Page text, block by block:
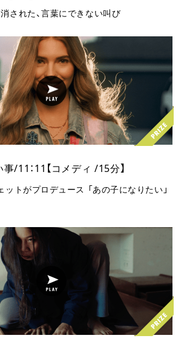
された、言葉にできない叫び
/11：11【コメディ /15分】
ットがプロデュース 「あの子になりたい」